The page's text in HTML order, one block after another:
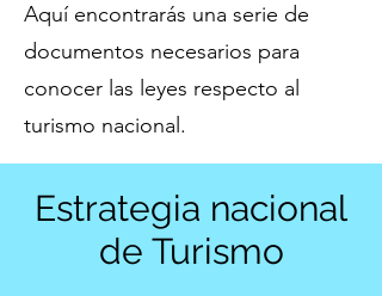
Aquí encontrarás una serie de
documentos necesarios para
conocer las leyes respecto al
turismo nacional.
Estrategia nacional
de Turismo